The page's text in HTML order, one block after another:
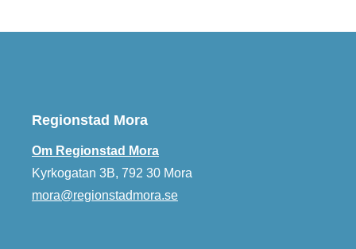
Regionstad Mora
Om Regionstad Mora
Kyrkogatan 3B, 792 30 Mora
mora@regionstadmora.se